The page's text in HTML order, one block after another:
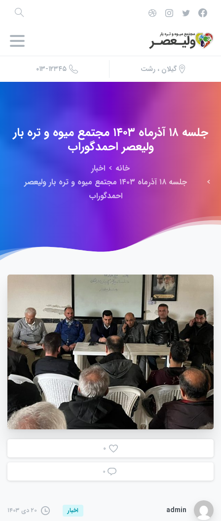
گیلان ، رشت ۰۱۳-۱۲۳۴۵
جلسه ۱۸ آذرماه ۱۴۰۳ مجتمع میوه و تره بار
ولیعصر احمدگوراب
خانه
اخبار
جلسه ۱۸ آذرماه ۱۴۰۳ مجتمع میوه و تره بار ولیعصر
احمدگوراب
0
۰
admin اخبار ۲۰ دی ۱۴۰۳